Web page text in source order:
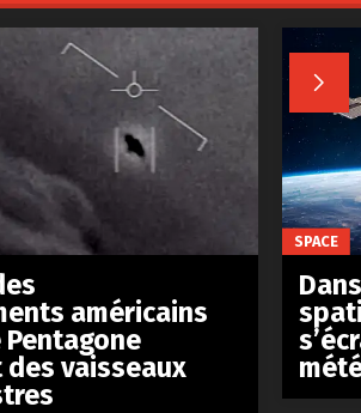

américains
vaisseaux
SPACE